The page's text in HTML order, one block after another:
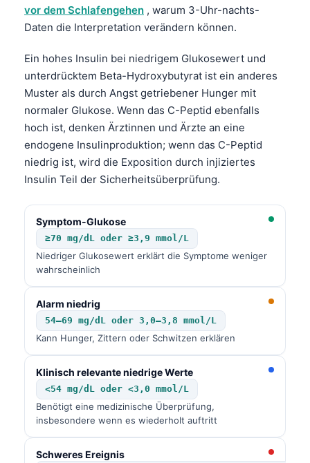
vor dem Schlafengehen , warum 3-Uhr-nachts-
Daten die Interpretation verändern können.
Ein hohes Insulin bei niedrigem Glukosewert und
unterdrücktem Beta-Hydroxybutyrat ist ein anderes
Muster als durch Angst getriebener Hunger mit
normaler Glukose. Wenn das C-Peptid ebenfalls
hoch ist, denken Ärztinnen und Ärzte an eine
endogene Insulinproduktion; wenn das C-Peptid
niedrig ist, wird die Exposition durch injiziertes
Insulin Teil der Sicherheitsüberprüfung.
Symptom-Glukose
≥70 mg/dL oder ≥3,9 mmol/L
Niedriger Glukosewert erklärt die Symptome weniger
wahrscheinlich
Alarm niedrig
54–69 mg/dL oder 3,0–3,8 mmol/L
Kann Hunger, Zittern oder Schwitzen erklären
Klinisch relevante niedrige Werte
<54 mg/dL oder <3,0 mmol/L
Benötigt eine medizinische Überprüfung,
insbesondere wenn es wiederholt auftritt
Schweres Ereignis